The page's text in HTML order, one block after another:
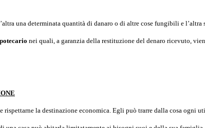
una determinata quantità di danaro o di altre cose fungibili e
nei quali, a garanzia della restituzione del denaro ricevuto,
rispettarne la destinazione economica. Egli può trarre dalla cosa ogni